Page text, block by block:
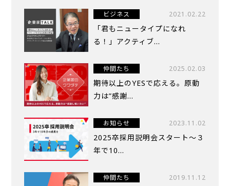
ビジネス 2021.02.22
「君もニュータイプになれ
る！」アクティブ...
仲間たち 2025.02.03
期待以上のYESで応える。原動
力は”感謝...
お知らせ 2023.11.02
2025卒採用説明会スタート～３
年で10...
仲間たち 2019.11.12